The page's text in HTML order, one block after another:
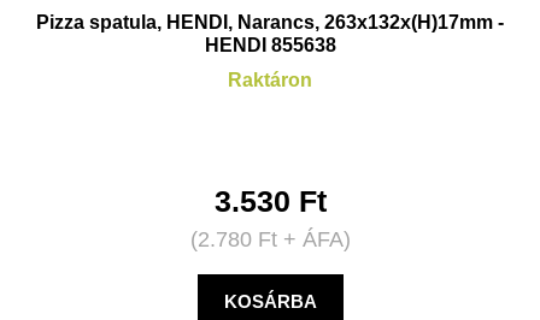
Pizza spatula, HENDI, Narancs, 263x132x(H)17mm -
HENDI 855638
Raktáron
3.530 Ft
(2.780 Ft+ ÁFA)
KOSÁRBA